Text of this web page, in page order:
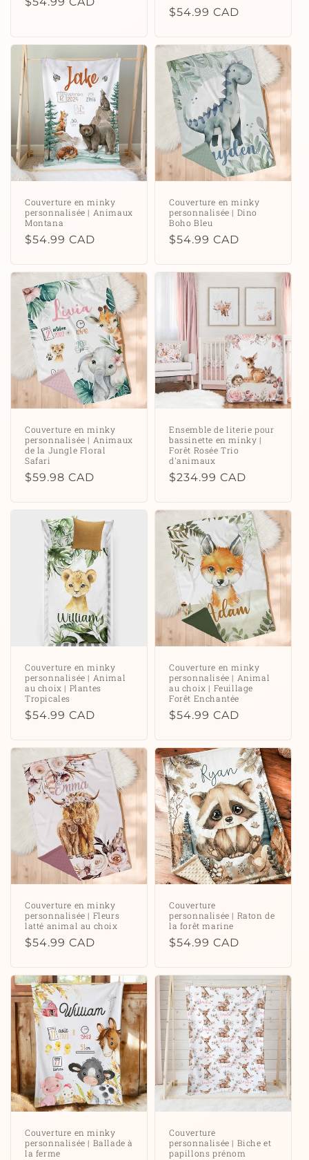
Prix
$54.99 CAD
Couverture en minky
personnalisée | Animaux
Montana
Prix
$54.99 CAD
Couverture en minky
personnalisée | Dino
Boho Bleu
Prix
$54.99 CAD
Couverture en minky
personnalisée | Animaux
de la Jungle Floral
Safari
Prix
$59.98 CAD
Ensemble de literie pour
bassinette en minky |
Forêt Rosée Trio
d'animaux
Prix
$234.99 CAD
Couverture en minky
personnalisée | Animal
au choix | Plantes
Tropicales
Prix
$54.99 CAD
Couverture en minky
personnalisée | Animal
au choix | Feuillage
Forêt Enchantée
Prix
$54.99 CAD
Couverture en minky
personnalisée | Fleurs
latté animal au choix
Prix
$54.99 CAD
Couverture
personnalisée | Raton de
la forêt marine
Prix
$54.99 CAD
Couverture en minky
personnalisée | Ballade à
la ferme
Couverture
personnalisée | Biche et
papillons prénom